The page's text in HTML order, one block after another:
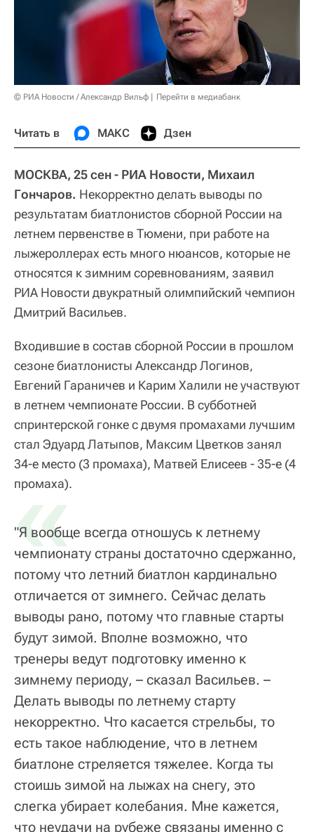
© РИА Новости / Александр Вильф Перейти в медиабанк
Читать в МАКС Дзен
МОСКВА, 25 сен - РИА Новости, Михаил
Гончаров. Некорректно делать выводы по
результатам биатлонистов сборной России на
летнем первенстве в Тюмени, при работе на
лыжероллерах есть много нюансов, которые не
относятся к зимним соревнованиям, заявил
РИА Новости двукратный олимпийский чемпион
Дмитрий Васильев.
Входившие в состав сборной России в прошлом
сезоне биатлонисты Александр Логинов,
Евгений Гараничев и Карим Халили не участвуют
в летнем чемпионате России. В субботней
спринтерской гонке с двумя промахами лучшим
стал Эдуард Латыпов, Максим Цветков занял
34-е место (3 промаха), Матвей Елисеев - 35-е (4
промаха).
«
"Я вообще всегда отношусь к летнему
чемпионату страны достаточно сдержанно,
потому что летний биатлон кардинально
отличается от зимнего. Сейчас делать
выводы рано, потому что главные старты
будут зимой. Вполне возможно, что
тренеры ведут подготовку именно к
зимнему периоду, – сказал Васильев. –
Делать выводы по летнему старту
некорректно. Что касается стрельбы, то
есть такое наблюдение, что в летнем
биатлоне стреляется тяжелее. Когда ты
стоишь зимой на лыжах на снегу, это
слегка убирает колебания. Мне кажется,
что неудачи на рубеже связаны именно с